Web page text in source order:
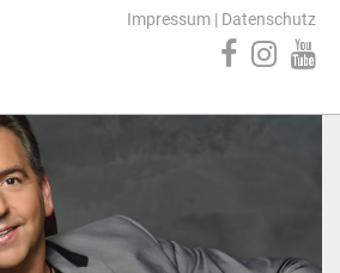
Impressum | Datenschutz